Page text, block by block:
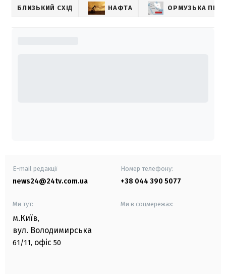
БЛИЗЬКИЙ СХІД НАФТА ОРМУЗЬКА
E-mail редакції
news24@24tv.com.ua
Номер телефону:
+38 044 390 5077
Ми тут:
м.Київ,
вул. Володимирська
61/11, офіс 50
Ми в соцмережах: